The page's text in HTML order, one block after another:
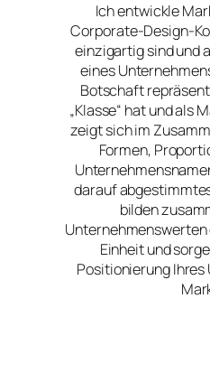
Ich entwickle
Corporate-Design-
einzigartig sind und
eines
Botschaft
„Klasse“ hat und als
zeigt sich im
Formen,
darauf
bilden
Einheit und
Positionierung